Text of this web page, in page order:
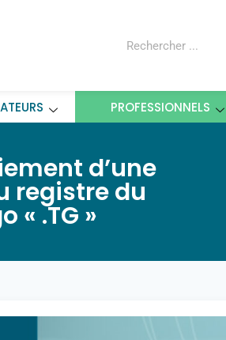
PROFESSIONNELS
d’une
registre du
« .TG »